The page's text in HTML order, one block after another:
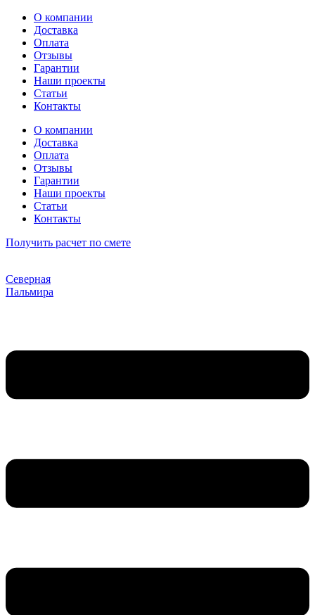
Перейти
содержимому
О компании
Доставка
Оплата
Отзывы
Гарантии
Наши проекты
Статьи
Контакты
О компании
Доставка
Оплата
Отзывы
Гарантии
Наши проекты
Статьи
Контакты
Получить расчет по смете
Северная
Пальмира